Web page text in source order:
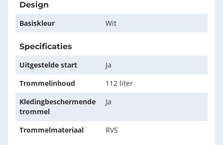
Design
Basiskleur
Wit
Specificaties
Uitgestelde start
Ja
Trommelinhoud
112 liter
Kledingbeschermende
trommel
Ja
Trommelmateriaal RVS